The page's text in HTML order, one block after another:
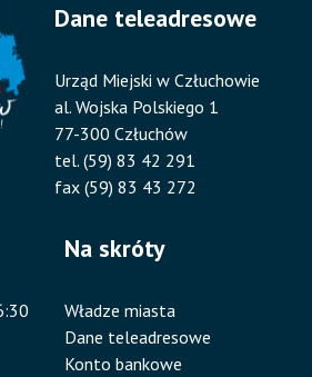
Dane teleadresowe
Urząd Miejski w Człuchowie
al. Wojska Polskiego 1
77-300 Człuchów
tel. (59) 83 42 291
fax (59) 83 43 272
Na skróty
Władze miasta
Dane teleadresowe
Konto bankowe